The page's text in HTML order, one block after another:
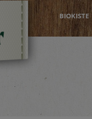
BIOKISTE